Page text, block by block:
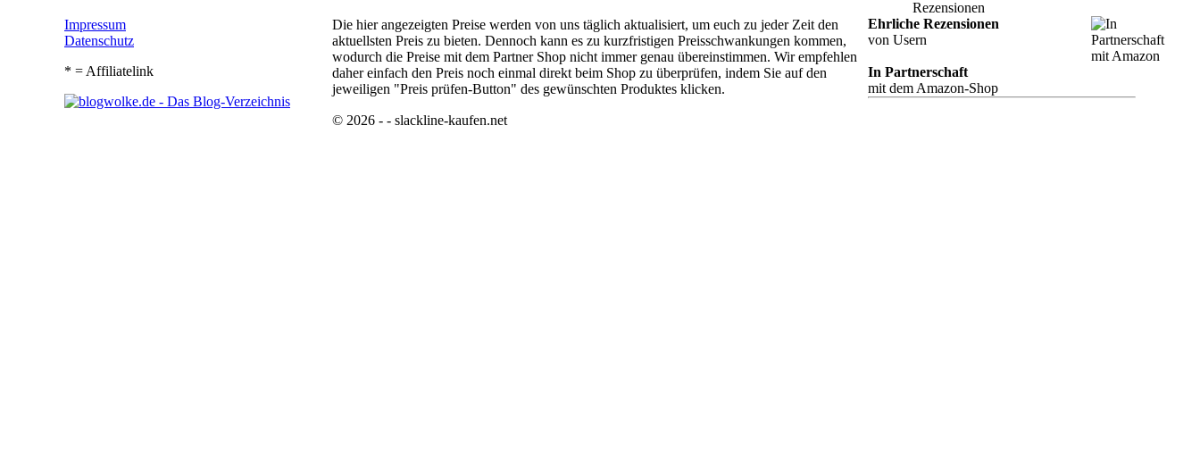
Impressum
Datenschutz
* = Affiliatelink
Die hier angezeigten Preise werden von uns täglich aktualisiert, um euch zu jeder Zeit den
aktuellsten Preis zu bieten. Dennoch kann es zu kurzfristigen Preisschwankungen kommen,
wodurch die Preise mit dem Partner Shop nicht immer genau übereinstimmen. Wir empfehlen
daher einfach den Preis noch einmal direkt beim Shop zu überprüfen, indem Sie auf den
jeweiligen "Preis prüfen-Button" des gewünschten Produktes klicken.
Ehrliche Rezensionen
von Usern
In Partnerschaft
mit dem Amazon-Shop
© 2026 - - slackline-kaufen.net